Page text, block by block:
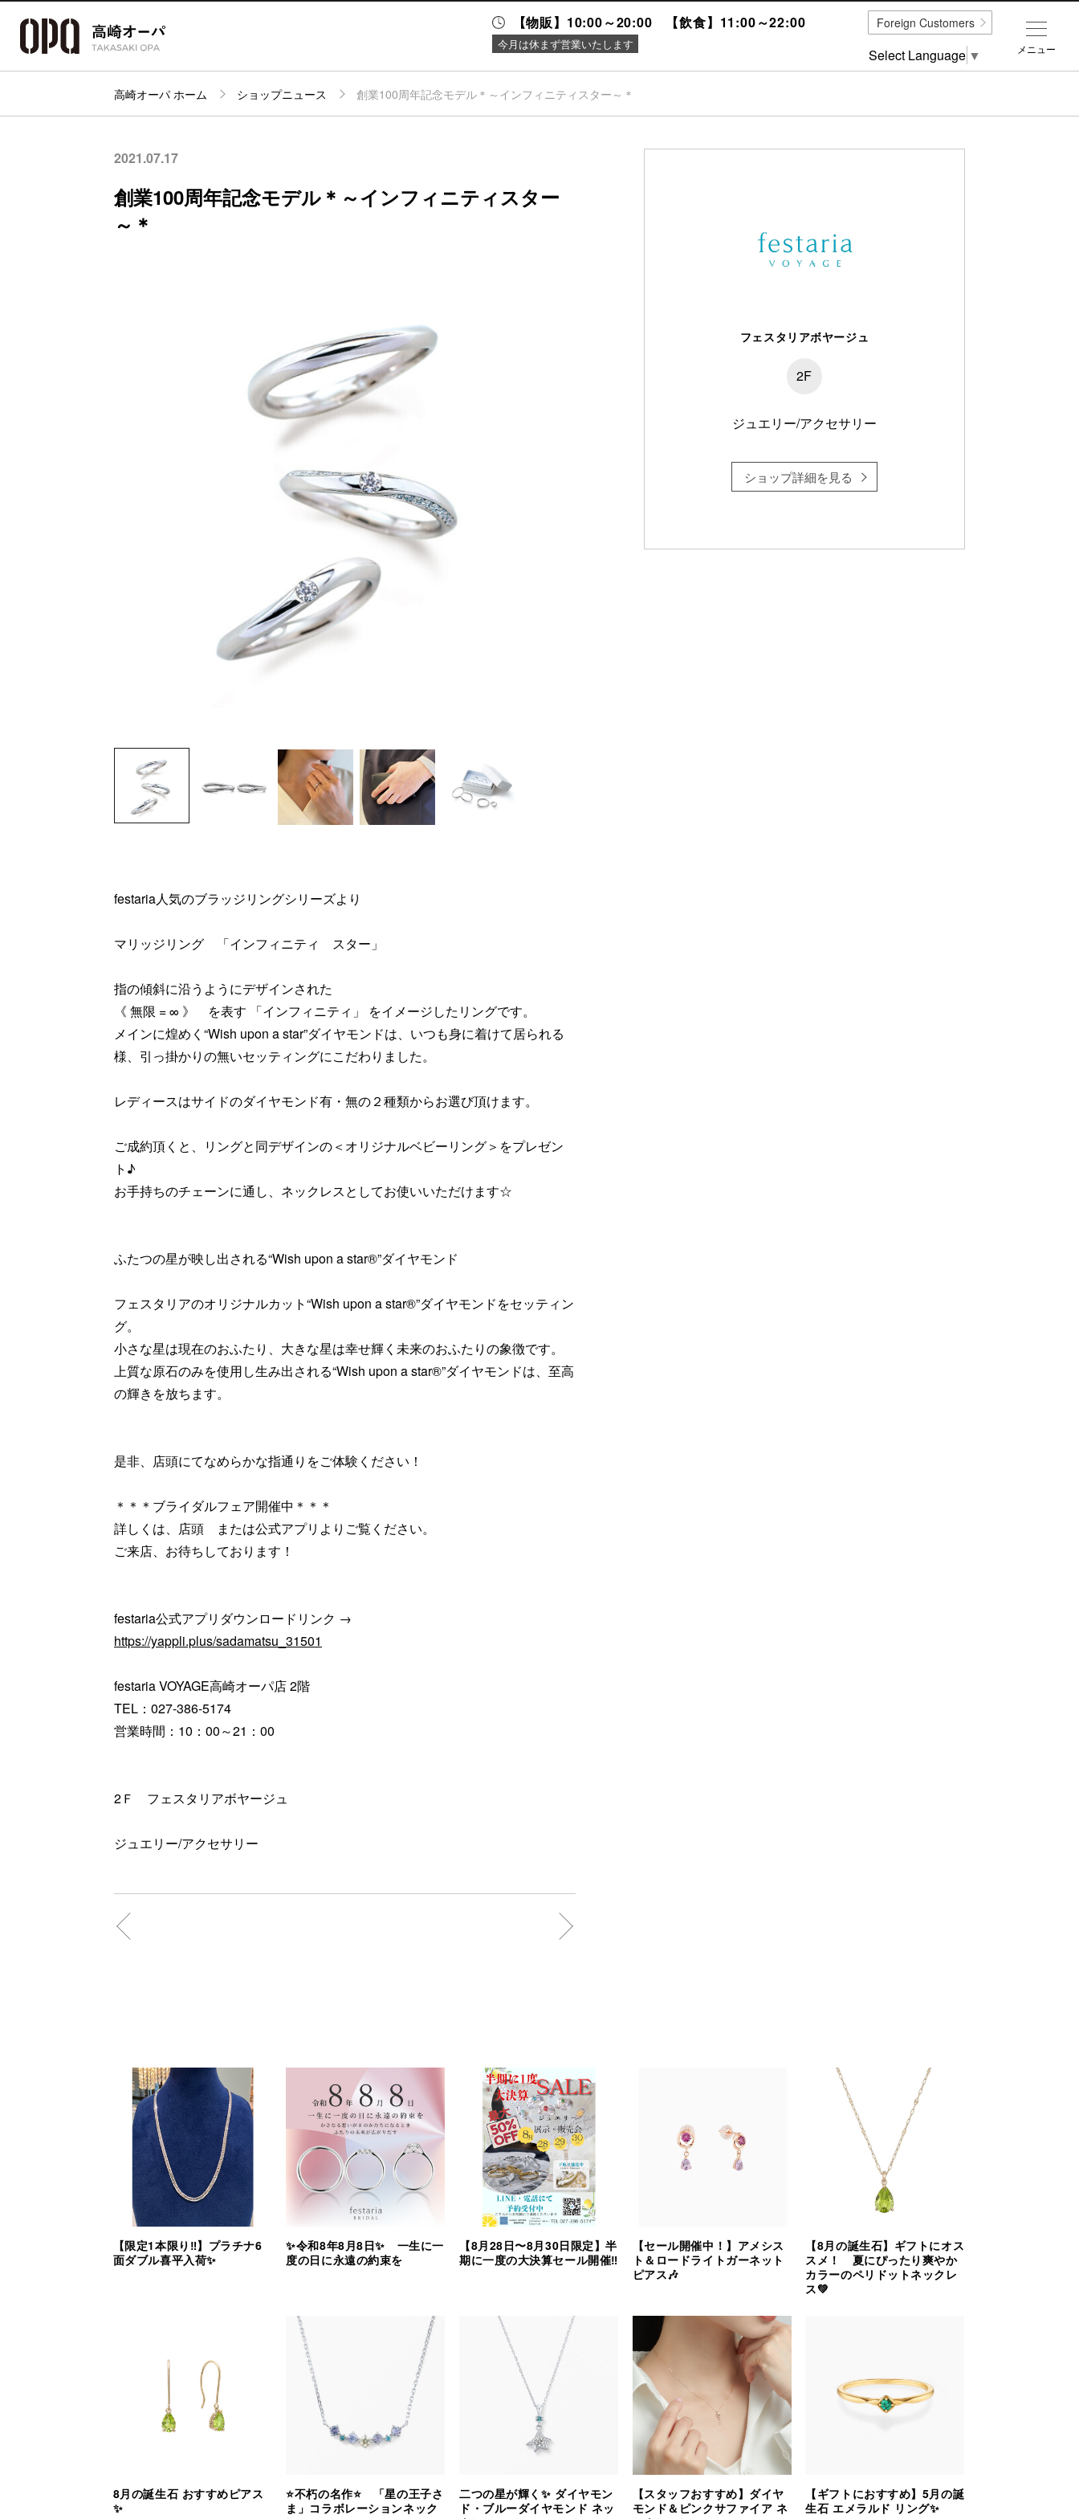
【物販】10:00～20:00 【飲食】11:00～22:00
今月は休まず営業いたします
パーキング
ニュース＆
イベント
高崎オーパ ホーム ショップニュース 創業100周年記念モデル＊～インフィニティスター～＊
2021.07.17
創業100周年記念モデル＊～インフィニティスター
～＊
festaria人気のブラッジリングシリーズより
マリッジリング 「インフィニティ スター」
指の傾斜に沿うようにデザインされた
《 無限 = ∞ 》 を表す 「インフィニティ」 をイメージしたリングです。
メインに煌めく“Wish upon a star”ダイヤモンドは、いつも身に着けて居られる
様、引っ掛かりの無いセッティングにこだわりました。
レディースはサイドのダイヤモンド有・無の２種類からお選び頂けます。
ご成約頂くと、リングと同デザインの＜オリジナルベビーリング＞をプレゼン
ト♪
お手持ちのチェーンに通し、ネックレスとしてお使いいただけます☆
ふたつの星が映し出される“Wish upon a star®”ダイヤモンド
フェスタリアのオリジナルカット“Wish upon a star®”ダイヤモンドをセッティン
グ。
小さな星は現在のおふたり、大きな星は幸せ輝く未来のおふたりの象徴です。
上質な原石のみを使用し生み出される“Wish upon a star®”ダイヤモンドは、至高
の輝きを放ちます。
是非、店頭にてなめらかな指通りをご体験ください！
＊＊＊ブライダルフェア開催中＊＊＊
詳しくは、店頭 または公式アプリよりご覧ください。
ご来店、お待ちしております！
festaria公式アプリダウンロードリンク →
https://yappli.plus/sadamatsu_31501
festaria VOYAGE高崎オーパ店 2階
TEL：027-386-5174
営業時間：10：00～21：00
2Ｆ フェスタリアボヤージュ
ジュエリー/アクセサリー
フェスタリアボヤージュ
2F
ジュエリー/アクセサリー
ショップ詳細を見る
【限定1本限り‼︎】プラチナ6
面ダブル喜平入荷✨
✨令和8年8月8日✨ 一生に一
度の日に永遠の約束を
【8月28日〜8月30日限定】半
期に一度の大決算セール開催‼︎
【セール開催中！】アメシス
ト＆ロードライトガーネット
ピアス🎶
【8月の誕生石】ギフトにオス
スメ！ 夏にぴったり爽やか
カラーのペリドットネックレ
ス💚
8月の誕生石 おすすめピアス
✨
⭐️不朽の名作⭐️ 「星の王子さ
ま」コラボレーションネック
二つの星が輝く✨ ダイヤモン
ド・ブルーダイヤモンド ネッ
【スタッフおすすめ】ダイヤ
モンド＆ピンクサファイア ネ
【ギフトにおすすめ】5月の誕
生石 エメラルド リング✨
メニュー
Foreign Customers
Select Language ▼